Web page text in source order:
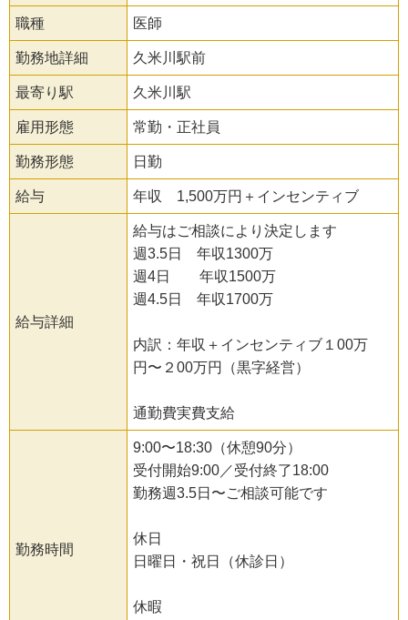
職種 医師
勤務地詳細 久米川駅前
最寄り駅 久米川駅
雇用形態 常勤・正社員
勤務形態 日勤
給与 年収 1,500万円＋インセンティブ
給与詳細
給与はご相談により決定します
週3.5日 年収1300万
週4日 年収1500万
週4.5日 年収1700万
内訳：年収＋インセンティブ１00万
円〜２00万円（黒字経営）
通勤費実費支給
勤務時間
9:00〜18:30（休憩90分）
受付開始9:00／受付終了18:00
勤務週3.5日〜ご相談可能です
休日
日曜日・祝日（休診日）
休暇